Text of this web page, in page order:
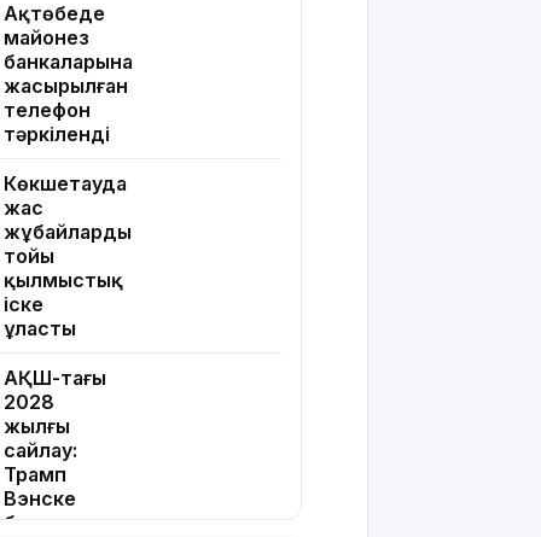
Ақтөбеде
майонез
банкаларына
жасырылған
телефон
тәркіленді
Көкшетауда
жас
жұбайлардың
тойы
қылмыстық
іске
ұласты
АҚШ-тағы
2028
жылғы
сайлау:
Трамп
Вэнске
басымдық